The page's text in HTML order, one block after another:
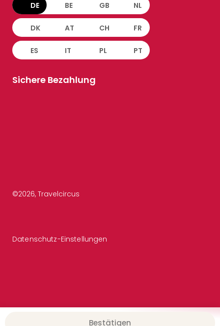
Bestätigen
DE BE GB NL
DK AT CH FR
ES IT PL PT
Sichere Bezahlung
©2026, Travelcircus
Datenschutz-Einstellungen